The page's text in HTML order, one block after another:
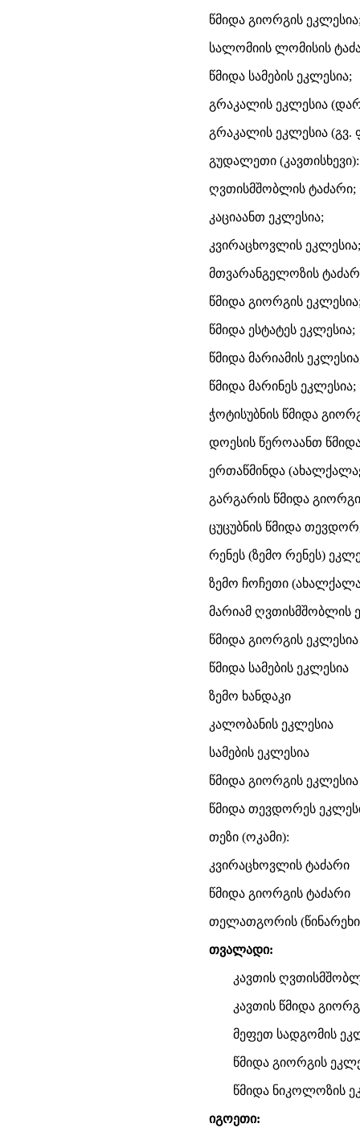
წმიდა გიორგის
სალომიის ლომისის
წმიდა სამების ეკლესია;
გრაკალის ეკლესია
გრაკალის ეკლესია (გვ.
გუდალეთი (კავთისხევი):
ღვთისმშობლის ტაძარი;
კაციაანთ ეკლესია;
კვირაცხოვლის ეკლესია;
მთვარანგელოზის
წმიდა გიორგის
წმიდა ესტატეს ეკლესია;
წმიდა მარიამის
წმიდა მარინეს ეკლესია;
ჭოტისუბნის წმიდა
დოესის წეროაანთ
ერთაწმინდა
გარგარის წმიდა
ცუცუბნის წმიდა
რენეს (ზემო რენეს)
ზემო ჩოჩეთი
მარიამ ღვთისმშობლის
წმიდა გიორგის ეკლესია
წმიდა სამების ეკლესია
ზემო ხანდაკი
კალობანის ეკლესია
სამების ეკლესია
წმიდა გიორგის ეკლესია
წმიდა თევდორეს
თეზი (ოკამი):
კვირაცხოვლის ტაძარი
წმიდა გიორგის ტაძარი
თელათგორის
თვალადი:
კავთის
კავთის წმიდა
მეფეთ სადგომის
წმიდა გიორგის
წმიდა ნიკოლოზის
იგოეთი: